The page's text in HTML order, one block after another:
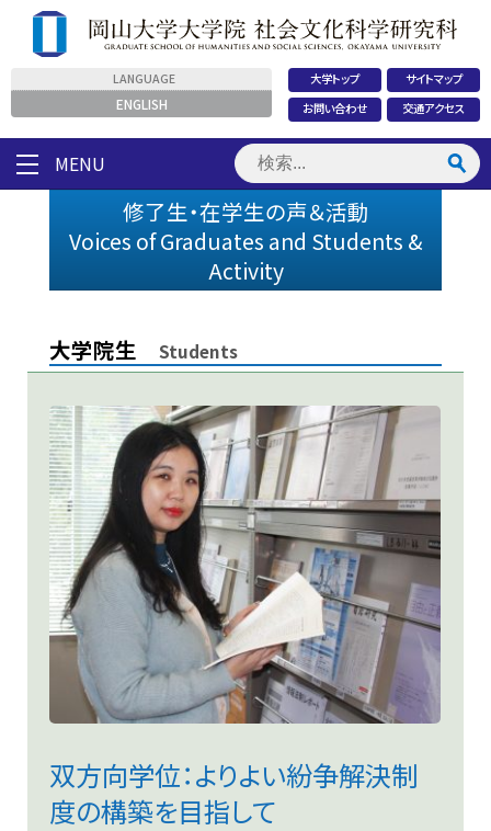
LANGUAGE
ENGLISH
大学トップ
サイトマップ
お問い合わせ
交通アクセス
MENU
修了生・在学生の声＆活動
Voices of Graduates and Students &
Activity
大学院生 Students
双方向学位：よりよい紛争解決制
度の構築を目指して